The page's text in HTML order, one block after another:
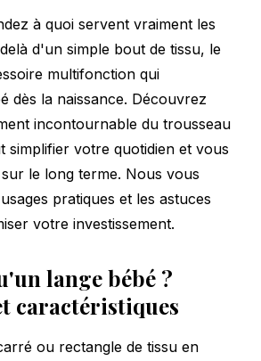
à quoi servent vraiment les
d'un simple bout de tissu, le
multifonction qui
dès la naissance. Découvrez
incontournable du trousseau
simplifier votre quotidien et vous
le long terme. Nous vous
pratiques et les astuces
votre investissement.
lange bébé ?
caractéristiques
ou rectangle de tissu en